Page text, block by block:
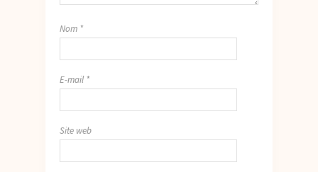
Nom *
E-mail *
Site web